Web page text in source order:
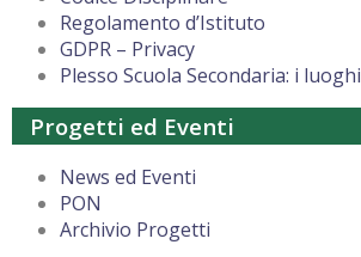
Regolamento d’Istituto
GDPR – Privacy
Plesso Scuola Secondaria: i luoghi
Progetti ed Eventi
News ed Eventi
PON
Archivio Progetti